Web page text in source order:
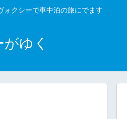
ォクシーで車中泊の旅にでます
ゆく